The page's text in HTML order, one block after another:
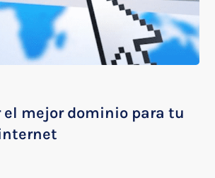
el mejor dominio para tu